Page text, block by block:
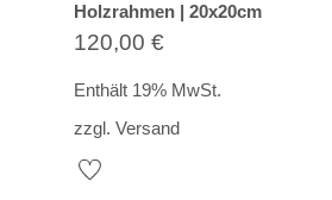
Holzrahmen | 20x20cm
120,00 €
Enthält 19% MwSt.
zzgl. Versand